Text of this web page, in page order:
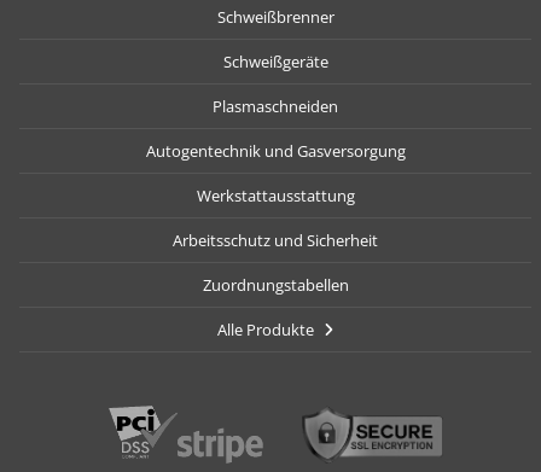
Schweißbrenner
Schweißgeräte
Plasmaschneiden
Autogentechnik und Gasversorgung
Werkstattausstattung
Arbeitsschutz und Sicherheit
Zuordnungstabellen
Alle Produkte